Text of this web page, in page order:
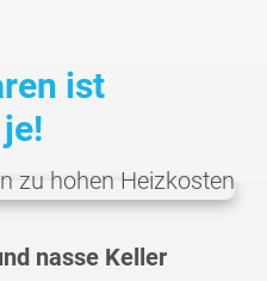
ist
nasse Keller